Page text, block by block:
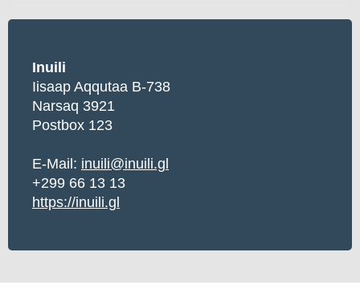
Inuili
Iisaap Aqqutaa B-738
Narsaq 3921
Postbox 123
E-Mail: inuili@inuili.gl
+299 66 13 13
https://inuili.gl